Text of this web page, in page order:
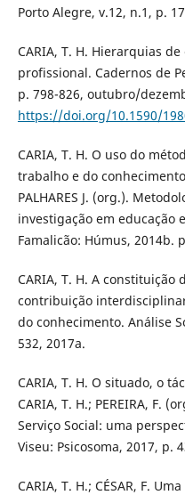
Porto Alegre, v.12, n.1, p.
CARIA, T. H. Hierarquias
profissional. Cadernos de
p. 798-826, outubro/
https://doi.org/10.1590/
CARIA, T. H. O uso do
trabalho e do
PALHARES J. (org.).
investigação em educação
Famalicão: Húmus, 2014b.
CARIA, T. H. A
contribuição
do conhecimento. Análise
532, 2017a.
CARIA, T. H. O situado, o
CARIA, T. H.; PEREIRA, F.
Serviço Social: uma
Viseu: Psicosoma, 2017, p.
CARIA, T. H.; CÉSAR, F.